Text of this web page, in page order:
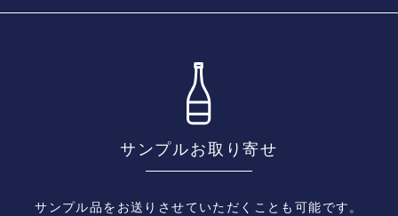
サンプルお取り寄せ
サンプル品をお送りさせていただくことも可能です。